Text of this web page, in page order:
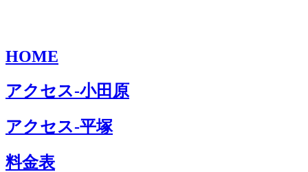
HOME
アクセス-小田原
アクセス-平塚
料金表